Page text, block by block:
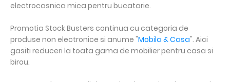
electrocasnica mica pentru bucatarie.
Promotia Stock Busters continua cu categoria de
produse non electronice si anume "Mobila & Casa". Aici
gasiti reduceri la toata gama de mobilier pentru casa si
birou.